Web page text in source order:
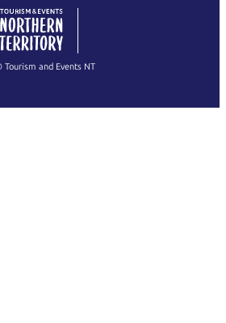
繁體中文
Tourism and Events NT